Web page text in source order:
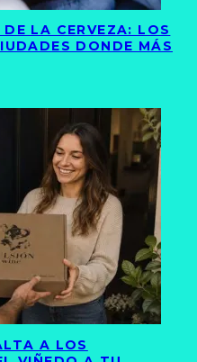
LA CERVEZA: LOS
DONDE MÁS
A LOS